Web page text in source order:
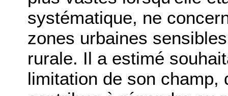
systématique, ne
zones urbaines
rurale. Il a estimé
limitation de son champ,